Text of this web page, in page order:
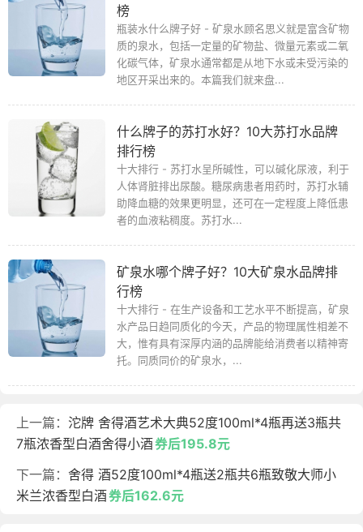
榜
瓶装水什么牌子好 - 矿泉水顾名思义就是富含矿物
质的泉水，包括一定量的矿物盐、微量元素或二氧
化碳气体，矿泉水通常都是从地下水或未受污染的
地区开采出来的。本篇我们就来盘...
什么牌子的苏打水好？10大苏打水品牌
排行榜
十大排行 - 苏打水呈所碱性，可以碱化尿液，利于
人体肾脏排出尿酸。糖尿病患者用药时，苏打水辅
助降血糖的效果更明显，还可在一定程度上降低患
者的血液粘稠度。苏打水...
矿泉水哪个牌子好？10大矿泉水品牌排
行榜
十大排行 - 在生产设备和工艺水平不断提高，矿泉
水产品日趋同质化的今天，产品的物理属性相差不
大，惟有具有深厚内涵的品牌能给消费者以精神寄
托。同质同价的矿泉水，...
上一篇： 沱牌 舍得酒艺术大典52度100ml*4瓶再送3瓶共
7瓶浓香型白酒舍得小酒券后195.8元
下一篇： 舍得 酒52度100ml*4瓶送2瓶共6瓶致敬大师小
米兰浓香型白酒券后162.6元